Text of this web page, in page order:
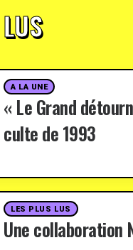
A LA UNE
« Le Grand
culte de 1993
LES PLUS LUS
Une collaboration